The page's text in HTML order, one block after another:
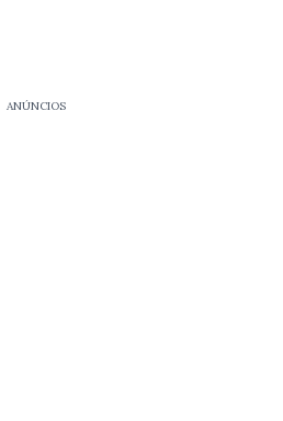
ANÚNCIOS